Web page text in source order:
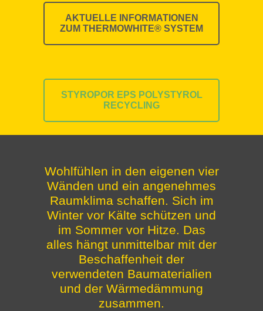
AKTUELLE INFORMATIONEN
ZUM THERMOWHITE® SYSTEM
STYROPOR EPS POLYSTYROL
RECYCLING
Wohlfühlen in den eigenen vier
Wänden und ein angenehmes
Raumklima schaffen. Sich im
Winter vor Kälte schützen und
im Sommer vor Hitze. Das
alles hängt unmittelbar mit der
Beschaffenheit der
verwendeten Baumaterialien
und der Wärmedämmung
zusammen.